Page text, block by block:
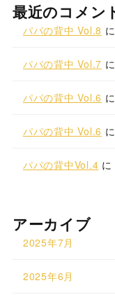
最近のコメン
パパの背中 Vol.8 に
パパの背中 Vol.7 に
パパの背中 Vol.6
パパの背中 Vol.6
パパの背中Vol.4 に
アーカイブ
2025年7月
2025年6月